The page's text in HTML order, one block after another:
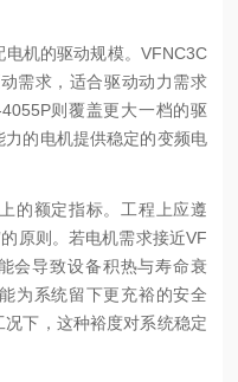
机的驱动规模。VFNC3C
需求，适合驱动动力需求
则覆盖更大一档的驱
的电机提供稳定的变频电
额定指标。工程上应遵
原则。若电机需求接近VF
会导致设备积热与寿命衰
为系统留下更充裕的安全
下，这种裕度对系统稳定